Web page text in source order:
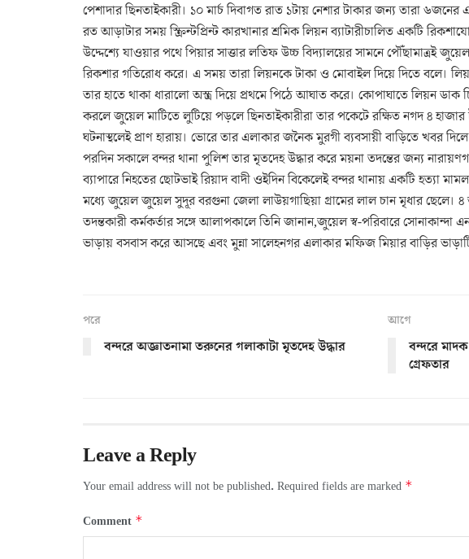
পেশাদার ছিনতাইকারী। ১০ মার্চ দিবাগত রাত ১টায় নেশার টাকার জন্য তারা
রত আড়াটার সময় স্ক্রিন্টপ্রিন্ট কারখানার শ্রমিক লিয়ন ব্যাটারীচালিত একটি
উদ্দেশ্যে যাওয়ার পথে পিয়ার সাত্তার লতিফ উচ্চ বিদ্যালয়ের সামনে পৌঁছামাত্রই
রিকশার গতিরোধ করে। এ সময় তারা লিয়নকে টাকা ও মোবাইল দিয়ে দিতে বলে।
তার হাতে থাকা ধারালো অস্ত্র দিয়ে প্রথমে পিঠে আঘাত করে। কোপাঘাতে লিয়ন
করলে জুয়েল মাটিতে লুটিয়ে পড়লে ছিনতাইকারীরা তার পকেটে রক্ষিত নগদ ৪
ঘটনাস্থলেই প্রাণ হারায়। ভোরে তার এলাকার জনৈক মুরগী ব্যবসায়ী বাড়িতে খবর
পরদিন সকালে বন্দর থানা পুলিশ তার মৃতদেহ উদ্ধার করে ময়না তদন্তের জন্য
ব্যাপারে নিহতের ছোটভাই রিয়াদ বাদী ওইদিন বিকেলেই বন্দর থানায় একটি হত্যা
মধ্যে জুয়েল জুয়েল সুদূর বরগুনা জেলা লাউয়গাছিয়া গ্রামের লাল চান মৃধার ছেলে।
তদন্তকারী কর্মকর্তার সঙ্গে আলাপকালে তিনি জানান,জুয়েল স্ব-পরিবারে সোনাকান্দা
ভাড়ায় বসবাস করে আসছে এবং মুন্না সালেহনগর এলাকার মফিজ মিয়ার বাড়ির
পরে
বন্দরে অজ্ঞাতনামা তরুনের গলাকাটা মৃতদেহ উদ্ধার
আগে
বন্দরে
গ্রেফতার
Leave a Reply
Your email address will not be published. Required fields are marked *
Comment *